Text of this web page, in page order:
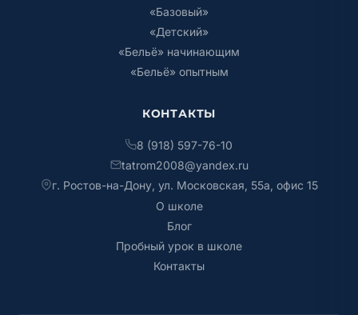
«Базовый»
«Детский»
«Бельё» начинающим
«Бельё» опытным
КОНТАКТЫ
8 (918) 597-76-10
tatrom2008@yandex.ru
г. Ростов-на-Дону, ул. Московская, 55а, офис 15
О школе
Блог
Пробный урок в школе
Контакты